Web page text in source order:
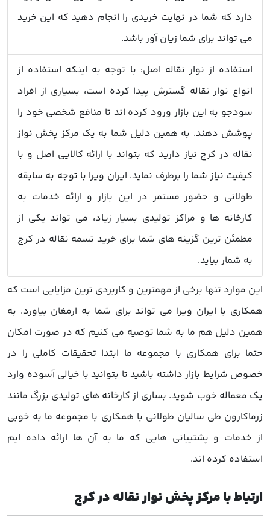
دارد که شما در نهایت خریدی را انجام دهید که این خرید
می تواند برای شما زیان آور باشد.
استفاده از نوار نقاله اصل: با توجه به اینکه استفاده از
انواع نوار نقاله گسترش پیدا کرده است، بسیاری از افراد
سودجو به این بازار ورود کرده اند تا منافع شخصی خود را
پوشش دهند. به همین دلیل شما به یک مرکز پخش نواز
نقاله در کرج نیاز دارید که بتواند با ارائه کالایی اصل و با
کیفیت نیاز شما را برطرف نماید. ایران ویرا با توجه به سابقه
طولانی و حضور مستمر در این بازار و ارائه خدمات به
کارخانه ها و مراکز تولیدی بسیار زیاد، می تواند یکی از
مطمئن ترین گزینه های شما برای خرید تسمه نقاله در کرج
به شمار بیاید.
این موارد تنها برخی از مهمترین و کاربردی ترین مزایایی است که
همکاری با ایران ویرا می تواند برای شما به ارمغان بیاورد. به
همین دلیل هم ما به شما توصیه می کنیم که در صورت امکان
حتما برای همکاری با مجموعه ما ابتدا تحقیقات کاملی را در
خصوص شرایط بازار داشته باشید تا بتوانید با خیالی آسوده وارد
یک معماله خوب شوید. بساری از کارخانه های تولیدی بزرگ مانند
زرماکارون طی سالیان طولانی با همکاری با مجموعه ما به خوبی
از خدمات و پشتیبانی هایی که ما به آن ها ارائه داده ایم
استفاده کرده اند.
ارتباط با مرکز پخش نوار نقاله در کرج